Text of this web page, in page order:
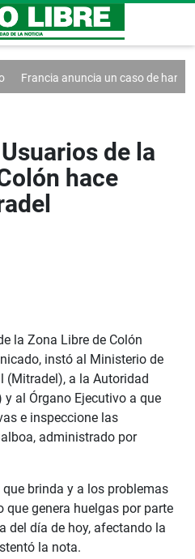
anuncia un caso de hantavirus
de la
hace
la Zona Libre de Colón
instó al Ministerio de
(Mitradel), a la Autoridad
al Órgano Ejecutivo a que
e inspeccione las
administrado por
brinda y a los problemas
que genera huelgas por parte
del día de hoy, afectando la
la nota.